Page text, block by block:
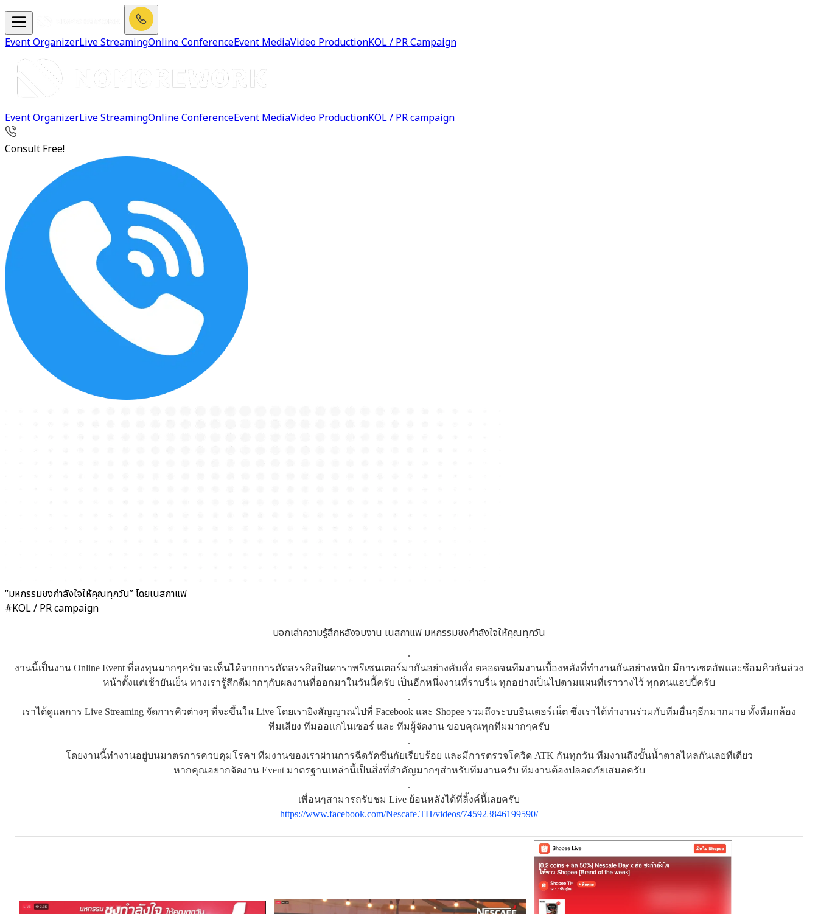
Event OrganizerLive StreamingOnline ConferenceEvent MediaVideo ProductionKOL / PR Campaign
Event OrganizerLive StreamingOnline ConferenceEvent MediaVideo ProductionKOL / PR campaign
Consult Free!
“มหกรรมชงกำลังใจให้คุณทุกวัน” โดยเนสกาแฟ
#KOL / PR campaign
บอกเล่าความรู้สึกหลังจบงาน เนสกาแฟ มหกรรมชงกำลังใจให้คุณทุกวัน
.
งานนี้เป็นงาน Online Event ที่ลงทุนมากๆครับ จะเห็นได้จากการคัดสรรศิลปินดาราพรีเซนเตอร์มากันอย่างคับคั่ง ตลอดจนทีมงานเบื้องหลังที่ทำงานกันอย่างหนัก มีการเซตอัพและซ้อมคิวกันล่วง
หน้าตั้งแต่เช้ายันเย็น ทางเรารู้สึกดีมากๆกับผลงานที่ออกมาในวันนี้ครับ เป็นอีกหนึ่งงานที่ราบรื่น ทุกอย่างเป็นไปตามแผนที่เราวางไว้ ทุกคนแฮปปี้ครับ
.
เราได้ดูแลการ Live Streaming จัดการคิวต่างๆ ที่จะขึ้นใน Live โดยเรายิงสัญญาณไปที่ Facebook และ Shopee รวมถึงระบบอินเตอร์เน็ต ซึ่งเราได้ทำงานร่วมกับทีมอื่นๆอีกมากมาย ทั้งทีมกล้อง
ทีมเสียง ทีมออแกไนเซอร์ และ ทีมผู้จัดงาน ขอบคุณทุกทีมมากๆครับ
.
โดยงานนี้ทำงานอยู่บนมาตรการควบคุมโรคฯ ทีมงานของเราผ่านการฉีดวัคซีนกัยเรียบร้อย และมีการตรวจโควิด ​ATK กันทุกวัน ทีมงานถึงขั้นน้ำตาลไหลกันเลยทีเดียว
หากคุณอยากจัดงาน Event มาตรฐานเหล่านี้เป็นสิ่งที่สำคัญมากๆสำหรับทีมงานครับ ทีมงานต้องปลอดภัยเสมอครับ
.
เพื่อนๆสามารถรับชม Live ย้อนหลังได้ที่ลิ้งค์นี้เลยครับ
https://www.facebook.com/Nescafe.TH/videos/745923846199590/